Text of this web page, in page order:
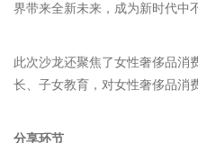
界带来全新未来，成为新时代中
此次沙龙还聚焦了女性奢侈品消
长、子女教育，对女性奢侈品消
分享环节